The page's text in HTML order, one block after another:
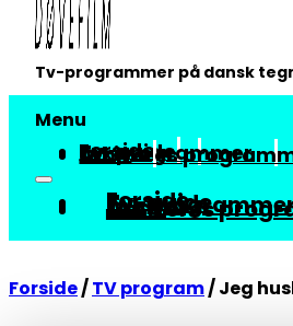
Tv-programmer på dansk
Menu
Forside
Tv-guide
Tv-programmer
Arkiv
Om vores
Forside
Tv-guide
Tv-
Arkiv
Om vores
Forside/TV program/Jeg